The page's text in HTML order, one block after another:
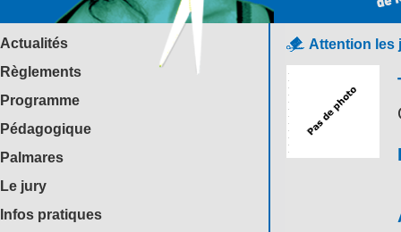
Actualités
Règlements
Programme
Pédagogique
Palmares
Le jury
Infos pratiques
Attention les